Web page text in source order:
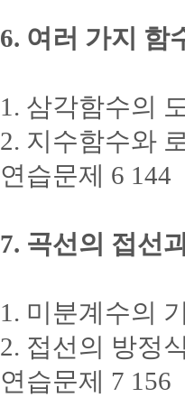
6. 여러 가지 함
1. 삼각함수의
2. 지수함수와
연습문제 6 144
7. 곡선의 접선
1. 미분계수의
2. 접선의 방정
연습문제 7 156